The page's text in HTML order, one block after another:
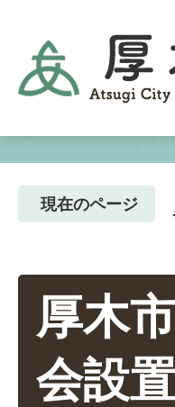
現在のページ
厚木
会設